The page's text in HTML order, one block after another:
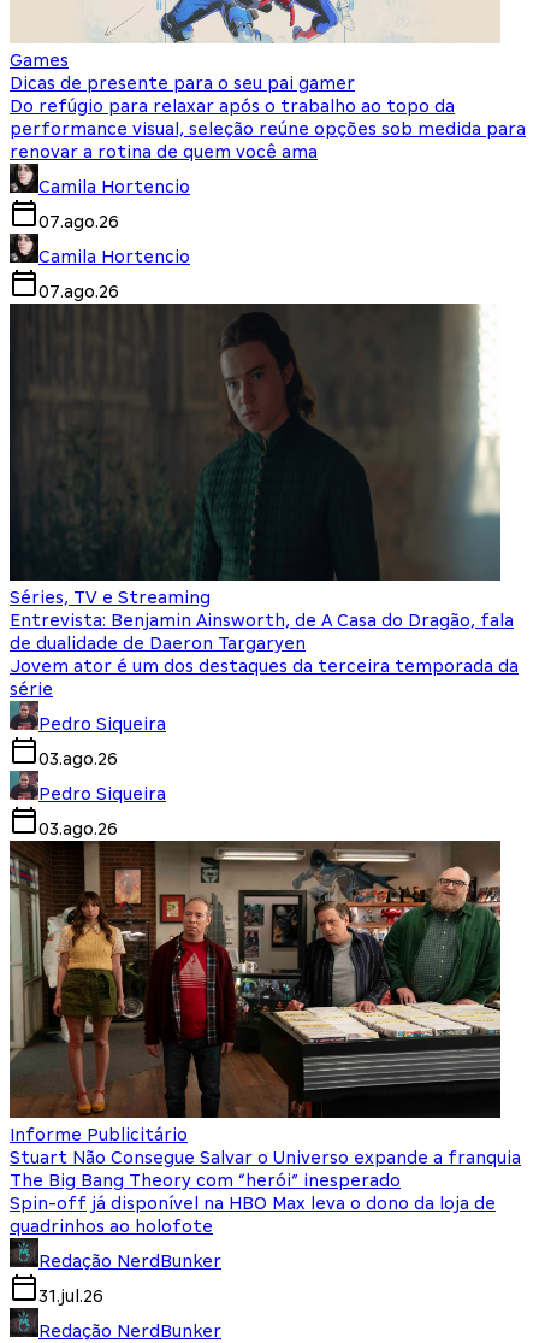
Games
Dicas de presente para o seu pai gamer
Do refúgio para relaxar após o trabalho ao topo da
performance visual, seleção reúne opções sob medida para
renovar a rotina de quem você ama
Camila Hortencio
07.ago.26
Camila Hortencio
07.ago.26
Séries, TV e Streaming
Entrevista: Benjamin Ainsworth, de A Casa do Dragão, fala
de dualidade de Daeron Targaryen
Jovem ator é um dos destaques da terceira temporada da
série
Pedro Siqueira
03.ago.26
Pedro Siqueira
03.ago.26
Informe Publicitário
Stuart Não Consegue Salvar o Universo expande a franquia
The Big Bang Theory com “herói” inesperado
Spin-off já disponível na HBO Max leva o dono da loja de
quadrinhos ao holofote
Redação NerdBunker
31.jul.26
Redação NerdBunker